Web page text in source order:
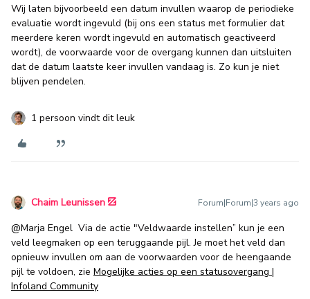
Wij laten bijvoorbeeld een datum invullen waarop de periodieke
evaluatie wordt ingevuld (bij ons een status met formulier dat
meerdere keren wordt ingevuld en automatisch geactiveerd
wordt), de voorwaarde voor de overgang kunnen dan uitsluiten
dat de datum laatste keer invullen vandaag is. Zo kun je niet
blijven pendelen.
1 persoon vindt dit leuk
Chaim Leunissen Forum|Forum|3 years ago
@Marja Engel Via de actie "Veldwaarde instellen” kun je een
veld leegmaken op een teruggaande pijl. Je moet het veld dan
opnieuw invullen om aan de voorwaarden voor de heengaande
pijl te voldoen, zie Mogelijke acties op een statusovergang |
Infoland Community